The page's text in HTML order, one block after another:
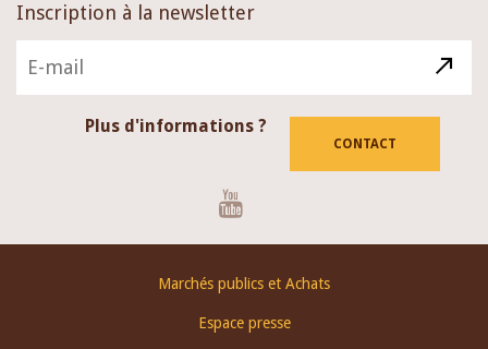
Inscription à la newsletter
Plus d'informations ?
CONTACT
Marchés publics et Achats
Espace presse